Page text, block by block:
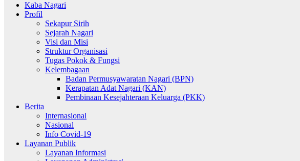
Kaba Nagari
Profil
Sekapur Sirih
Sejarah Nagari
Visi dan Misi
Struktur Organisasi
Tugas Pokok & Fungsi
Kelembagaan
Badan Permusyawaratan Nagari (BPN)
Kerapatan Adat Nagari (KAN)
Pembinaan Kesejahteraan Keluarga (PKK)
Berita
Internasional
Nasional
Info Covid-19
Layanan Publik
Layanan Informasi